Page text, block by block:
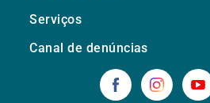
Serviços
Canal de denúncias